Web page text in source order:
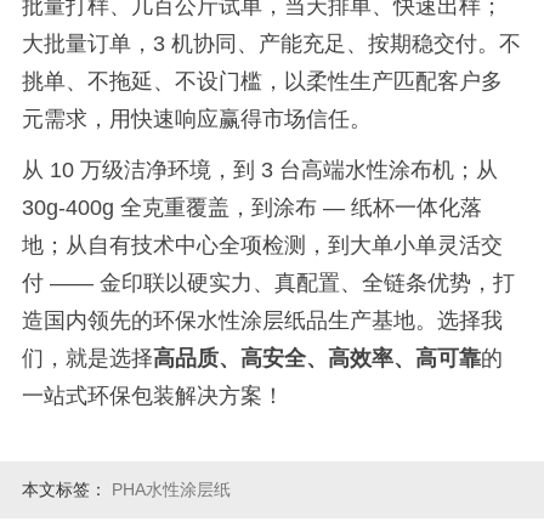
批量打样、几百公斤试单，当天排单、快速出样；
大批量订单， 3 机协同、产能充足、按期稳交付。不
挑单、不拖延、不设门槛，以柔性生产匹配客户多
元需求，用快速响应赢得市场信任。
从 10 万级洁净环境，到 3 台高端水性涂布机；从
30g-400g 全克重覆盖，到涂布— 纸杯一体化落
地；从自有技术中心全项检测，到大单小单灵活交
付—— 金印联以硬实力、真配置、全链条优势，打
造国内领先的环保水性涂层纸品生产基地。选择我
们，就是选择高品质、高安全、高效率、高可靠的
一站式环保包装解决方案！
本文标签： PHA水性涂层纸